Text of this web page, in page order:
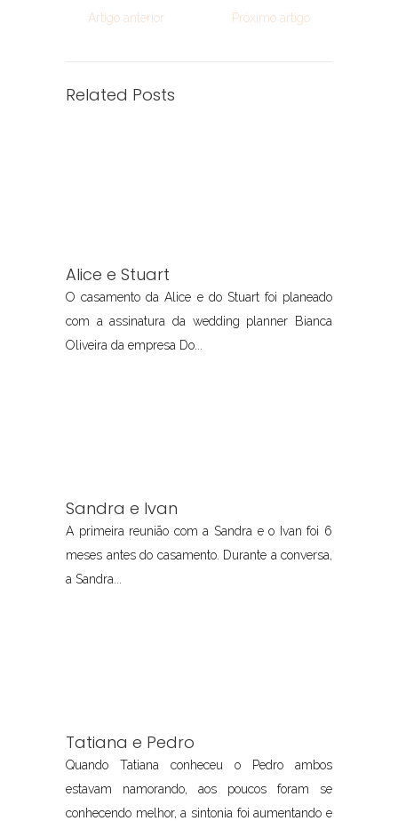
Artigo anterior Próximo artigo
Related Posts
Alice e Stuart
O casamento da Alice e do Stuart foi planeado
com a assinatura da wedding planner Bianca
Oliveira da empresa Do...
Sandra e Ivan
A primeira reunião com a Sandra e o Ivan foi 6
meses antes do casamento. Durante a conversa,
a Sandra...
Tatiana e Pedro
Quando Tatiana conheceu o Pedro ambos
estavam namorando, aos poucos foram se
conhecendo melhor, a sintonia foi aumentando e